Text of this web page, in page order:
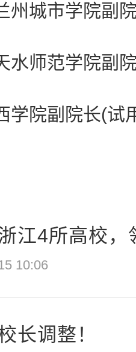
城市学院副院
师范学院副院
院副院长(试
江4所高校，
10:06
长调整！